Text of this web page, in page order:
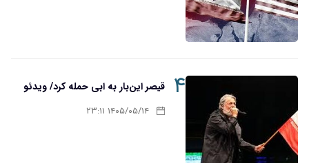
۴ قیصر این‌بار به ابی حمله کرد/ ویدئو
۱۴۰۵/۰۵/۱۴ ۲۳:۱۱